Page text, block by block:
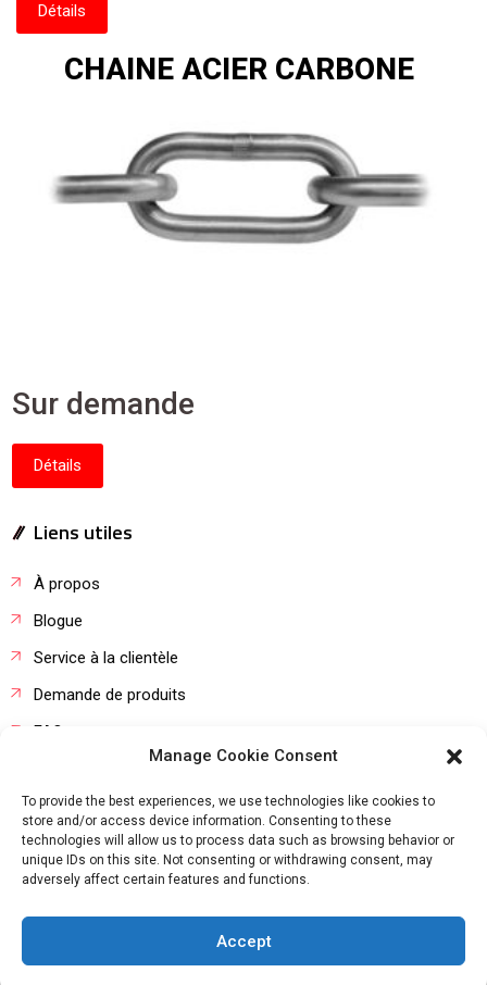
Manage Cookie Consent
To provide the best experiences, we use technologies like cookies to
store and/or access device information. Consenting to these
technologies will allow us to process data such as browsing behavior or
unique IDs on this site. Not consenting or withdrawing consent, may
adversely affect certain features and functions.
Accept
Détails
CHAINE ACIER CARBONE
Sur demande
Détails
Liens utiles
À propos
Blogue
Service à la clientèle
Demande de produits
FAQ
Copyright © 2022Agro Equipement. All rights reserved.